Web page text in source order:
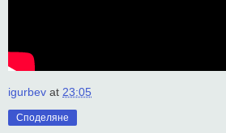
igurbev at 23:05
Споделяне